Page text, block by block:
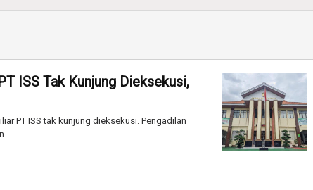
ISS Tak Kunjung Dieksekusi,
PT ISS tak kunjung dieksekusi. Pengadilan